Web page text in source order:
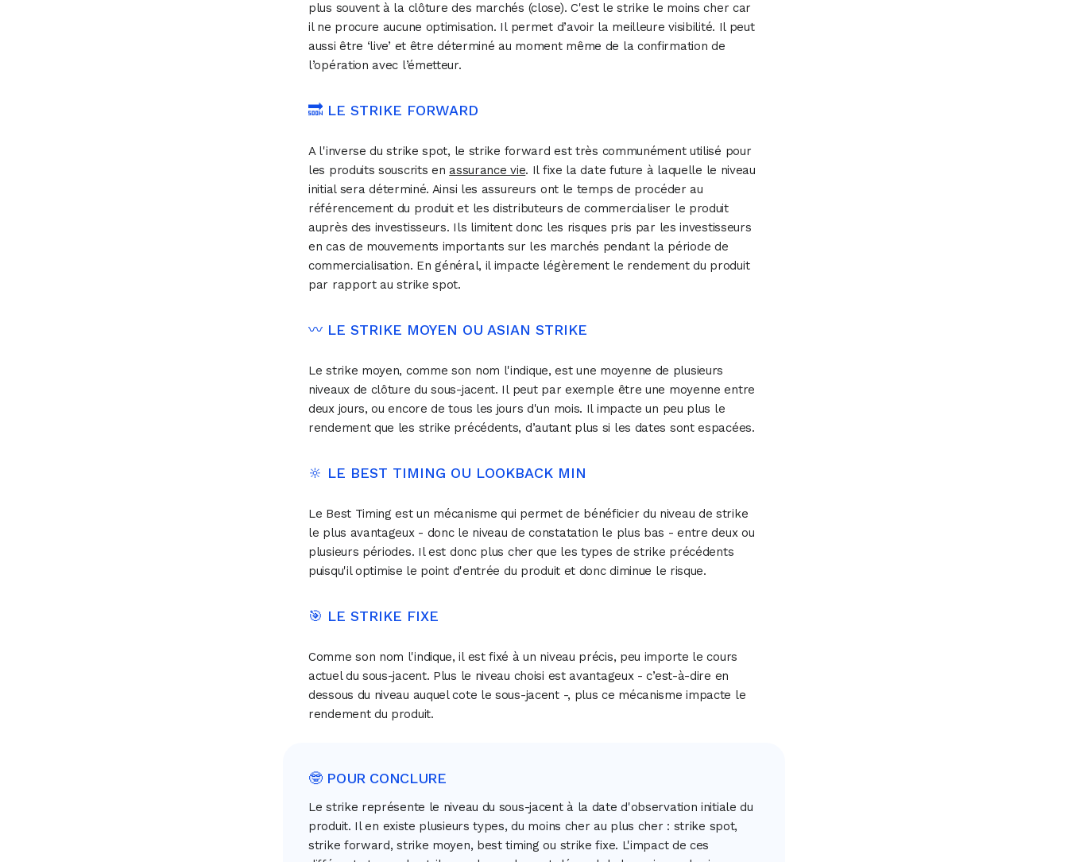
plus souvent à la clôture des marchés (close). C'est le strike le moins cher car
il ne procure aucune optimisation. Il permet d’avoir la meilleure visibilité. Il peut
aussi être ‘live’ et être déterminé au moment même de la confirmation de
l’opération avec l’émetteur.
🔜 LE STRIKE FORWARD
A l'inverse du strike spot, le strike forward est très communément utilisé pour
les produits souscrits enassurance vie. Il fixe la date future à laquelle le niveau
initial sera déterminé. Ainsi les assureurs ont le temps de procéder au
référencement du produit et les distributeurs de commercialiser le produit
auprès des investisseurs. Ils limitent donc les risques pris par les investisseurs
en cas de mouvements importants sur les marchés pendant la période de
commercialisation. En général, il impacte légèrement le rendement du produit
par rapport au strike spot.
〰 ️LE STRIKE MOYEN OU ASIAN STRIKE
Le strike moyen, comme son nom l'indique, est une moyenne de plusieurs
niveaux de clôture du sous-jacent. Il peut par exemple être une moyenne entre
deux jours, ou encore de tous les jours d'un mois. Il impacte un peu plus le
rendement que les strike précédents, d’autant plus si les dates sont espacées.
🔆 LE BEST TIMING OU LOOKBACK MIN
Le Best Timing est un mécanisme qui permet de bénéficier du niveau de strike
le plus avantageux - donc le niveau de constatation le plus bas - entre deux ou
plusieurs périodes. Il est donc plus cher que les types de strike précédents
puisqu'il optimise le point d'entrée du produit et donc diminue le risque.
🎯 LE STRIKE FIXE
Comme son nom l'indique, il est fixé à un niveau précis, peu importe le cours
actuel du sous-jacent. Plus le niveau choisi est avantageux - c’est-à-dire en
dessous du niveau auquel cote le sous-jacent -, plus ce mécanisme impacte le
rendement du produit.
🤓 POUR CONCLURE
Le strike représente le niveau du sous-jacent à la date d'observation initiale du
produit. Il en existe plusieurs types, du moins cher au plus cher : strike spot,
strike forward, strike moyen, best timing ou strike fixe. L'impact de ces